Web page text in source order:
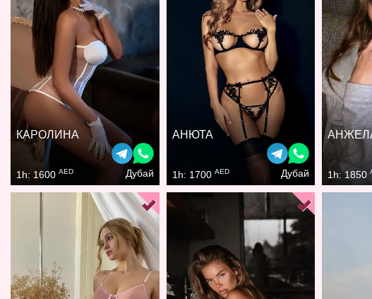
КАРОЛИНА
1h: 1600 AED Дубай
АНЮТА
1h: 1700 AED Дубай 1h: 1850